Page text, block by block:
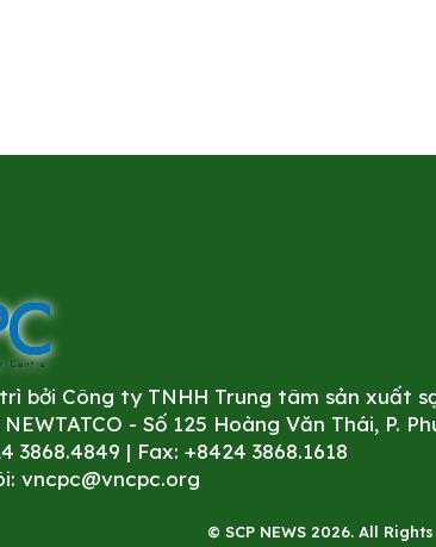
bởi Công ty TNHH Trung tâm sản xuất
- Số 125 Hoàng Văn Thái, P.
3868.4849 | Fax: +8424 3868.1618
vncpc@vncpc.org
© SCP NEWS 2026. All